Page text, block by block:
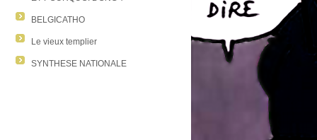
BELGICATHO
Le vieux templier
SYNTHESE NATIONALE